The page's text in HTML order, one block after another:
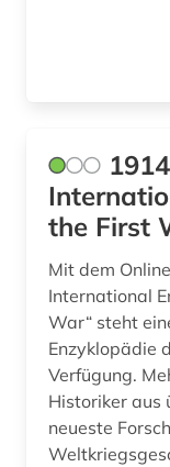
beamter (1)
the First
Mit dem
International
War“ steht
Enzyklopädie
Verfügung.
Historiker aus
neueste